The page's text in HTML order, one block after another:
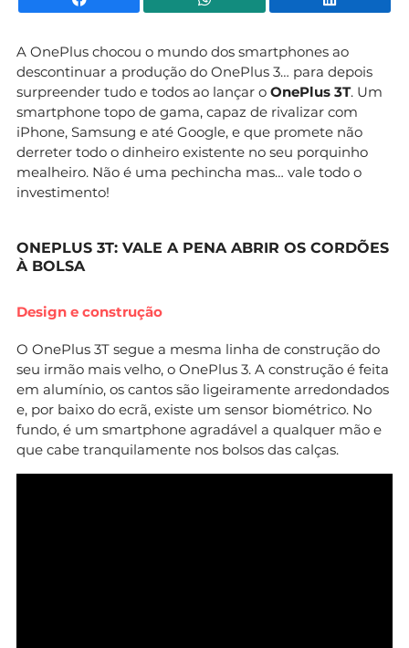
A OnePlus chocou o mundo dos smartphones ao
descontinuar a produção do OnePlus 3… para depois
surpreender tudo e todos ao lançar o OnePlus 3T. Um
smartphone topo de gama, capaz de rivalizar com
iPhone, Samsung e até Google, e que promete não
derreter todo o dinheiro existente no seu porquinho
mealheiro. Não é uma pechincha mas… vale todo o
investimento!
ONEPLUS 3T: VALE A PENA ABRIR OS CORDÕES
À BOLSA
Design e construção
O OnePlus 3T segue a mesma linha de construção do
seu irmão mais velho, o OnePlus 3. A construção é feita
em alumínio, os cantos são ligeiramente arredondados
e, por baixo do ecrã, existe um sensor biométrico. No
fundo, é um smartphone agradável a qualquer mão e
que cabe tranquilamente nos bolsos das calças.